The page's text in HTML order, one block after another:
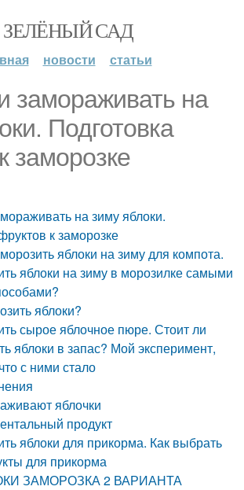
ЗЕЛЁНЫЙ САД
новости статьи
замораживать на
Подготовка
заморозке
на зиму яблоки.
к заморозке
яблоки на зиму для компота.
яблоки на зиму в морозилке самыми
яблоки?
сырое яблочное пюре. Стоит ли
яблоки в запас? Мой эксперимент,
с ними стало
яблочки
продукт
яблоки для прикорма. Как выбрать
для прикорма
ЗАМОРОЗКА 2 ВАРИАНТА